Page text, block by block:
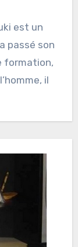
est un
passé son
formation,
il